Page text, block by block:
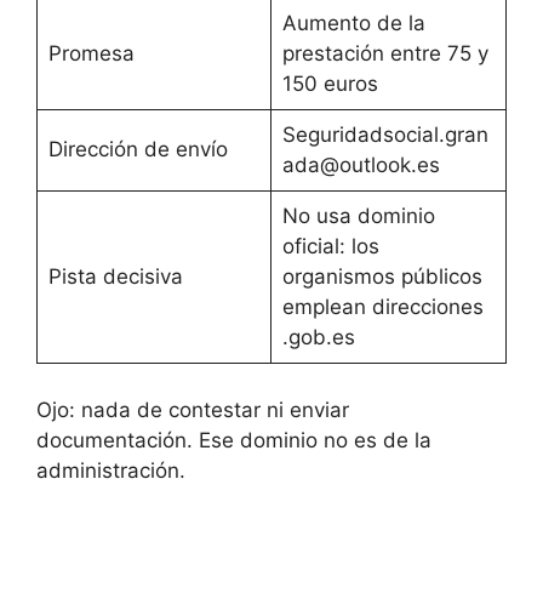
Promesa
Aumento de la
prestación entre 75 y
150 euros
Dirección de envío
Seguridadsocial.gran
ada@outlook.es
Pista decisiva
No usa dominio
oficial: los
organismos públicos
emplean direcciones
.gob.es
Ojo: nada de contestar ni enviar
documentación. Ese dominio no es de la
administración.